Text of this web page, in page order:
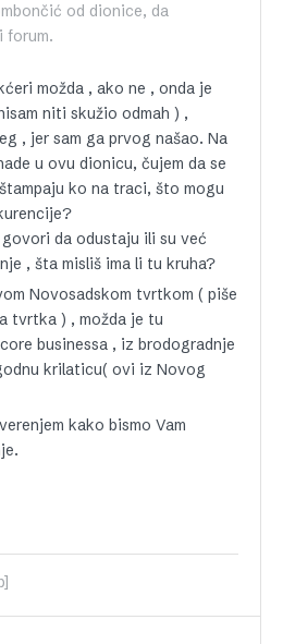
od dionice, da
forum.
možda , ako ne , onda je
niti skužio odmah ) ,
, jer sam ga prvog našao. Na
u ovu dionicu, čujem da se
ko na traci, što mogu
da odustaju ili su već
, šta misliš ima li tu kruha?
Novosadskom tvrtkom ( piše
tvrtka ) , možda je tu
businessa , iz brodogradnje
krilaticu( ovi iz Novog
kako bismo Vam